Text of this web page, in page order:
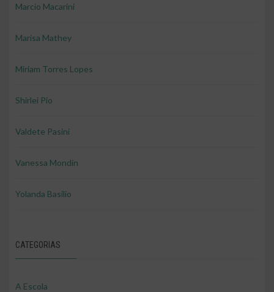
Marcio Macarini
Marisa Mathey
Miriam Torres Lopes
Shirlei Pio
Valdete Pasini
Vanessa Mondin
Yolanda Basilio
CATEGORIAS
A Escola